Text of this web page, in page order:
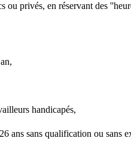
ou privés, en réservant des
handicapés,
ans sans qualification ou sans